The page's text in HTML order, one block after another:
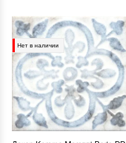
Нет в наличии